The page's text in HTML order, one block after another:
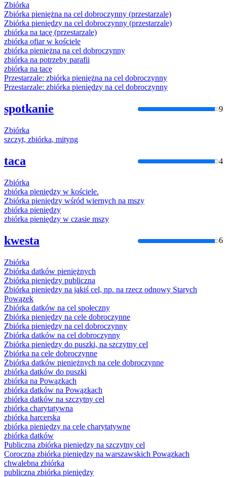
Zbiórka
Zbiórka pieniężna na cel dobroczynny (przestarzale)
Zbiórka pieniędzy na cel dobroczynny (przestarzale)
zbiórka na tacę (przestarzale)
zbiórka ofiar w kościele
zbiórka pieniężna na cel dobroczynny
zbiórka na potrzeby parafii
zbiórka na tacę
Przestarzale: zbiórka pieniężna na cel dobroczynny
Przestarzale: zbiórka pieniędzy na cel dobroczynny
spotkanie 9
Zbiórka
szczyt, zbiórka, mityng
taca 4
Zbiórka
zbiórka pieniędzy w kościele.
Zbiórka pieniędzy wśród wiernych na mszy
zbiórka pieniędzy
zbiórka pieniędzy w czasie mszy
kwesta 6
Zbiórka
Zbiórka datków pieniężnych
Zbiórka pieniędzy publiczna
Zbiórka pieniędzy na jakiś cel, np. na rzecz odnowy Starych
Powązek
Zbiórka datków na cel społeczny
Zbiórka pieniędzy na cele dobroczynne
Zbiórka pieniędzy na cel dobroczynny
Zbiórka datków na cel dobroczynny
Zbiórka pieniędzy do puszki, na szczytny cel
Zbiórka na cele dobroczynne
Zbiórka datków pieniężnych na cele dobroczynne
zbiórka datków do puszki
zbiórka na Powązkach
zbiórka datków na Powązkach
zbiórka datków na szczytny cel
zbiórka charytatywna
zbiórka harcerska
zbiórka pieniędzy na cele charytatywne
zbiórka datków
Publiczna zbiórka pieniędzy na szczytny cel
Coroczna zbiórka pieniędzy na warszawskich Powązkach
chwalebna zbiórka
publiczna zbiórka pieniędzy